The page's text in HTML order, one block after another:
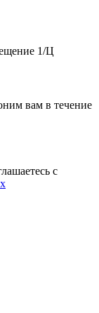
1/Ц
вам в течение
с